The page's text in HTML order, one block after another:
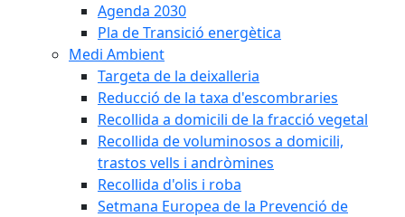
Agenda 2030
Pla de Transició energètica
Medi Ambient
Targeta de la deixalleria
Reducció de la taxa d'escombraries
Recollida a domicili de la fracció vegetal
Recollida de voluminosos a domicili,
trastos vells i andròmines
Recollida d'olis i roba
Setmana Europea de la Prevenció de